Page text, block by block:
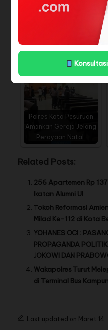
Gereja dan…
Polres Kota Pasuruan
Amankan Gereja Jelang
Perayaan Natal.
Related Posts:
256 Apartemen Rp
Ikatan Alumni UI
Tokoh Reformasi
Milad Ke-112 di Kota
YOHANES OCI :
PROPAGANDA
JOKOWI DAN
Wakapolres Turut
di Terminal Bus
Last updated on Maret 14,